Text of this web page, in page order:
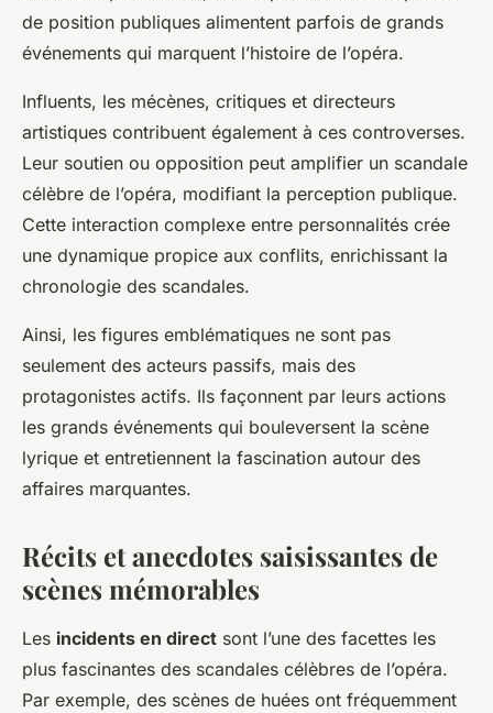
de position publiques alimentent parfois de grands
événements qui marquent l’histoire de l’opéra.
Influents, les mécènes, critiques et directeurs
artistiques contribuent également à ces controverses.
Leur soutien ou opposition peut amplifier un scandale
célèbre de l’opéra, modifiant la perception publique.
Cette interaction complexe entre personnalités crée
une dynamique propice aux conflits, enrichissant la
chronologie des scandales.
Ainsi, les figures emblématiques ne sont pas
seulement des acteurs passifs, mais des
protagonistes actifs. Ils façonnent par leurs actions
les grands événements qui bouleversent la scène
lyrique et entretiennent la fascination autour des
affaires marquantes.
Récits et anecdotes saisissantes de
scènes mémorables
Les incidents en direct sont l’une des facettes les
plus fascinantes des scandales célèbres de l’opéra.
Par exemple, des scènes de huées ont fréquemment